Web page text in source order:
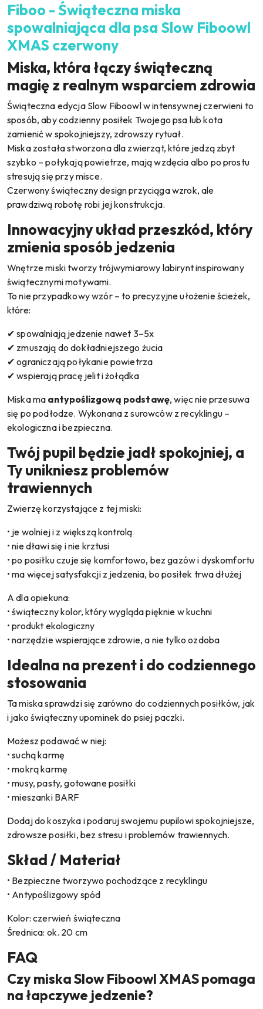
Fiboo - Świąteczna miska
spowalniająca dla psa Slow Fiboowl
XMAS czerwony
Miska, która łączy świąteczną
magię z realnym wsparciem zdrowia
Świąteczna edycja Slow Fiboowl w intensywnej czerwieni to
sposób, aby codzienny posiłek Twojego psa lub kota
zamienić w spokojniejszy, zdrowszy rytuał.
Miska została stworzona dla zwierząt, które jedzą zbyt
szybko – połykają powietrze, mają wzdęcia albo po prostu
stresują się przy misce.
Czerwony świąteczny design przyciąga wzrok, ale
prawdziwą robotę robi jej konstrukcja.
Innowacyjny układ przeszkód, który
zmienia sposób jedzenia
Wnętrze miski tworzy trójwymiarowy labirynt inspirowany
świątecznymi motywami.
To nie przypadkowy wzór – to precyzyjne ułożenie ścieżek,
które:
✔ spowalniają jedzenie nawet 3–5x
✔ zmuszają do dokładniejszego żucia
✔ ograniczają połykanie powietrza
✔ wspierają pracę jelit i żołądka
Miska ma antypoślizgową podstawę, więc nie przesuwa
się po podłodze. Wykonana z surowców z recyklingu –
ekologiczna i bezpieczna.
Twój pupil będzie jadł spokojniej, a
Ty unikniesz problemów
trawiennych
Zwierzę korzystające z tej miski:
• je wolniej i z większą kontrolą
• nie dławi się i nie krztusi
• po posiłku czuje się komfortowo, bez gazów i dyskomfortu
• ma więcej satysfakcji z jedzenia, bo posiłek trwa dłużej
A dla opiekuna:
• świąteczny kolor, który wygląda pięknie w kuchni
• produkt ekologiczny
• narzędzie wspierające zdrowie, a nie tylko ozdoba
Idealna na prezent i do codziennego
stosowania
Ta miska sprawdzi się zarówno do codziennych posiłków, jak
i jako świąteczny upominek do psiej paczki.
Możesz podawać w niej:
• suchą karmę
• mokrą karmę
• musy, pasty, gotowane posiłki
• mieszanki BARF
Dodaj do koszyka i podaruj swojemu pupilowi spokojniejsze,
zdrowsze posiłki, bez stresu i problemów trawiennych.
Skład / Materiał
• Bezpieczne tworzywo pochodzące z recyklingu
• Antypoślizgowy spód
Kolor: czerwień świąteczna
Średnica: ok. 20 cm
FAQ
Czy miska Slow Fiboowl XMAS pomaga
na łapczywe jedzenie?